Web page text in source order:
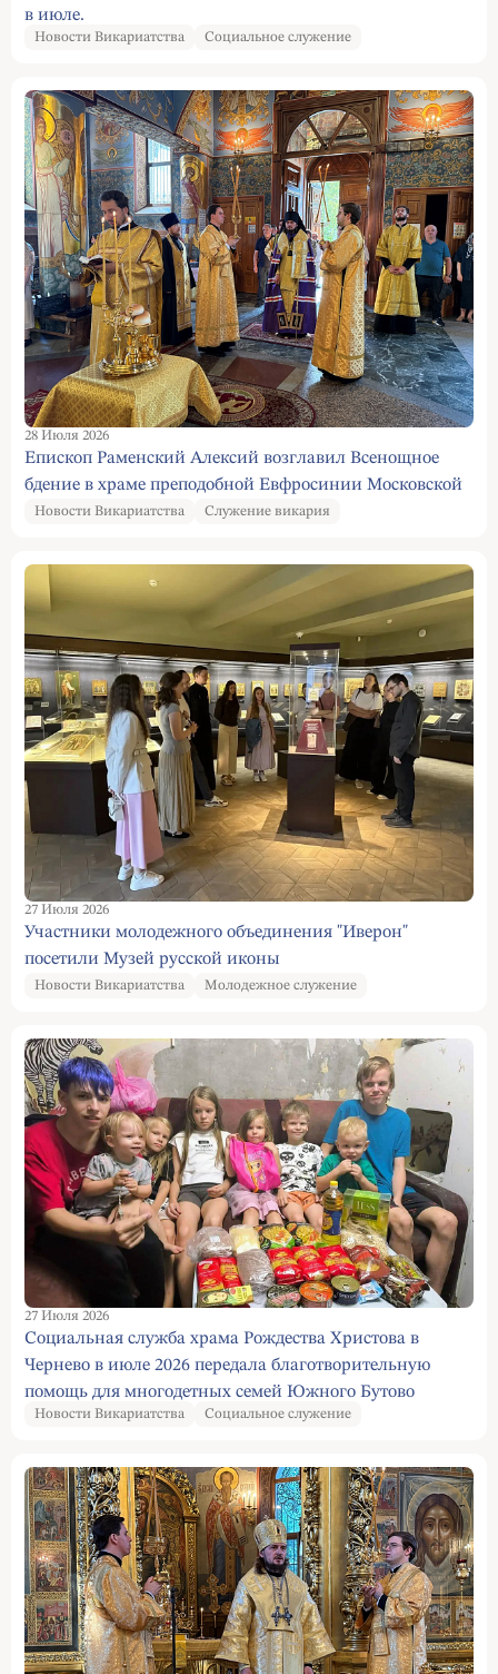
в июле.
Новости Викариатства Социальное служение
28 Июля 2026
Епископ Раменский Алексий возглавил Всенощное
бдение в храме преподобной Евфросинии Московской
Новости Викариатства Служение викария
27 Июля 2026
Участники молодежного объединения "Иверон"
посетили Музей русской иконы
Новости Викариатства Молодежное служение
27 Июля 2026
Социальная служба храма Рождества Христова в
Чернево в июле 2026 передала благотворительную
помощь для многодетных семей Южного Бутово
Новости Викариатства Социальное служение